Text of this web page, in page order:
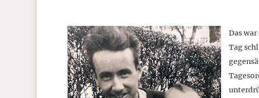
Das
Tag